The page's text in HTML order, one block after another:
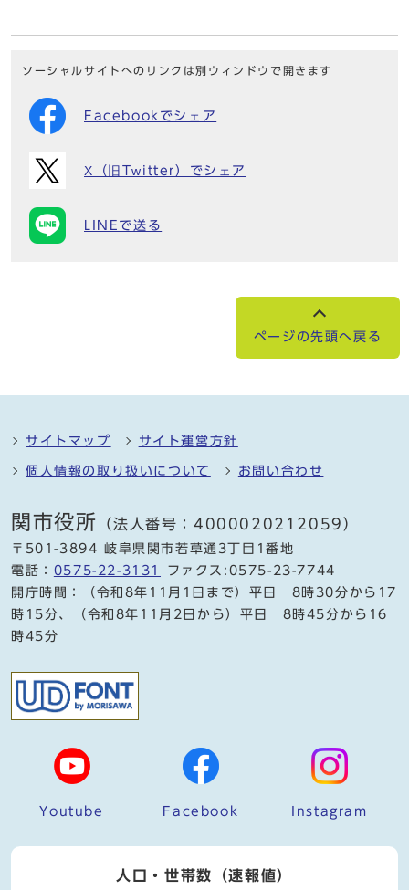
ソーシャルサイトへのリンクは別ウィンドウで開きます
Facebookでシェア
X（旧Twitter）でシェア
LINEで送る
ページの先頭へ戻る
サイトマップ サイト運営方針
個人情報の取り扱いについて お問い合わせ
関市役所 （法人番号：4000020212059）
〒501-3894 岐阜県関市若草通3丁目1番地
電話： 0575-22-3131
ファクス:0575-23-7744
開庁時間：（令和8年11月1日まで）平日 8時30分から17
時15分、（令和8年11月2日から）平日 8時45分から16
時45分
Youtube Facebook Instagram
人口・世帯数（速報値）